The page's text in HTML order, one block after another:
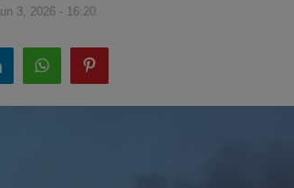
3, 2026 - 16:20